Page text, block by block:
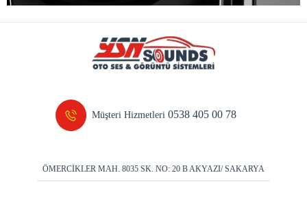
Müşteri Hizmetleri0538 405 00 78
ÖMERCİKLER MAH. 8035 SK. NO: 20 B AKYAZI/ SAKARYA